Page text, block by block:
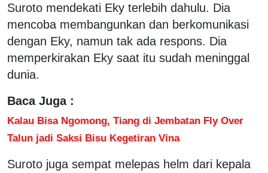
Suroto mendekati Eky terlebih dahulu. Dia
mencoba membangunkan dan berkomunikasi
dengan Eky, namun tak ada respons. Dia
memperkirakan Eky saat itu sudah meninggal
dunia.
Baca Juga :
Kalau Bisa Ngomong, Tiang di Jembatan Fly Over
Talun jadi Saksi Bisu Kegetiran Vina
Suroto juga sempat melepas helm dari kepala